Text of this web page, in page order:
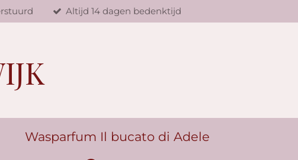
Altijd 14 dagen bedenktijd
Wasparfum Il bucato di Adele